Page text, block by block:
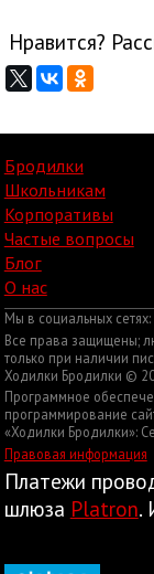
Нравится?
Бродилки
Школьникам
Корпоративы
Частые вопросы
Блог
О нас
Мы в социальных сетях:
Все права защищены;
только при наличии
Ходилки Бродилки ©
Программное
программирование
«Ходилки Бродилки»:
Правовая информация
Платежи
шлюза Platron.